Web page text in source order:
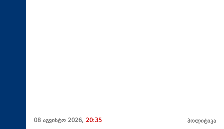
08 აგვისტო 2026, 20:35 პოლიტიკა